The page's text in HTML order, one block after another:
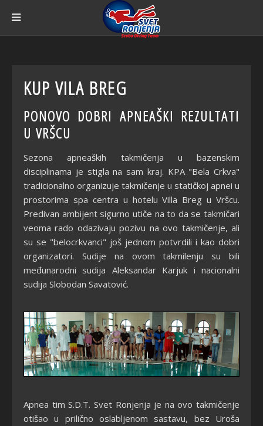
KUP VILA BREG
PONOVO DOBRI APNEAŠKI REZULTATI
U VRŠCU
Sezona apneaških takmičenja u bazenskim
disciplinama je stigla na sam kraj. KPA "Bela Crkva"
tradicionalno organizuje takmičenje u statičkoj apnei u
prostorima spa centra u hotelu Villa Breg u Vršcu.
Predivan ambijent sigurno utiče na to da se takmičari
veoma rado odazivaju pozivu na ovo takmičenje, ali
su se "belocrkvanci" još jednom potvrdili i kao dobri
organizatori. Sudije na ovom takmilenju su bili
međunarodni sudija Aleksandar Karjuk i nacionalni
sudija Slobodan Savatović.
Apnea tim S.D.T. Svet Ronjenja je na ovo takmičenje
otišao u prilično oslabljenom sastavu, bez Uroša